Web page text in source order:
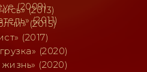
(2009)
(2011)
(2013)
(2015)
(2017)
(2020)
(2020)